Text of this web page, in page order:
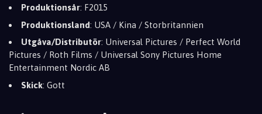
Produktionsår: F2015
Produktionsland: USA / Kina / Storbritannien
Utgåva/Distributör: Universal Pictures / Perfect World
Pictures / Roth Films / Universal Sony Pictures Home
Entertainment Nordic AB
Skick: Gott